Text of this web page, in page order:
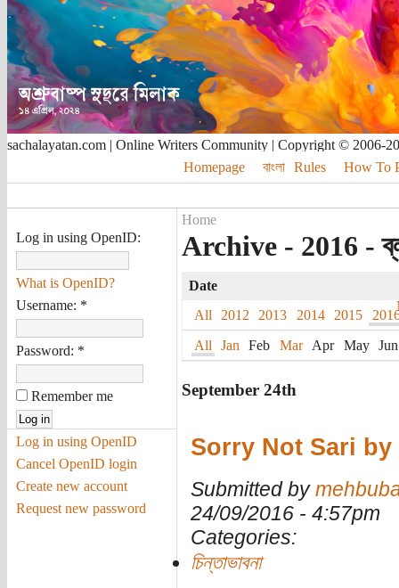
sachalayatan.com | Online Writers Community | Copyright © 2006-
Homepage
বাংলা Rules How To
Log in using OpenID:
What is OpenID?
Username: *
Password: *
Remember me
Log in using OpenID
Cancel OpenID login
Create new account
Request new password
Home
Archive - 2016 -
Date
All
2012 2013 2014 2015
All
Jan Feb Mar Apr May Jun
September 24th
Sorry Not Sari
Submitted by
24/09/2016 - 4:57pm
Categories:
চিন্তাভাবনা